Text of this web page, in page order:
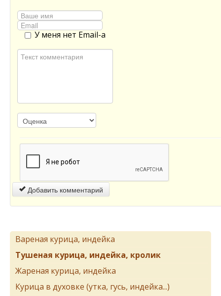
У меня нет Email-а
Добавить комментарий
Вареная курица, индейка
Тушеная курица, индейка, кролик
Жареная курица, индейка
Курица в духовке (утка, гусь, индейка...)